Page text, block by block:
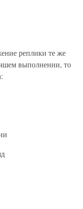
реплики те же
выполнении, то